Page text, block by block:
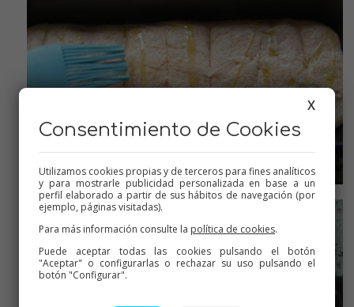
Engrasar , esto es opcional
X
Consentimiento de Cookies
Utilizamos cookies propias y de terceros para fines analíticos
y para mostrarle publicidad personalizada en base a un
perfil elaborado a partir de sus hábitos de navegación (por
ejemplo, páginas visitadas).
Para más información consulte la política de cookies.
Puede aceptar todas las cookies pulsando el botón
"Aceptar" o configurarlas o rechazar su uso pulsando el
botón "Configurar".